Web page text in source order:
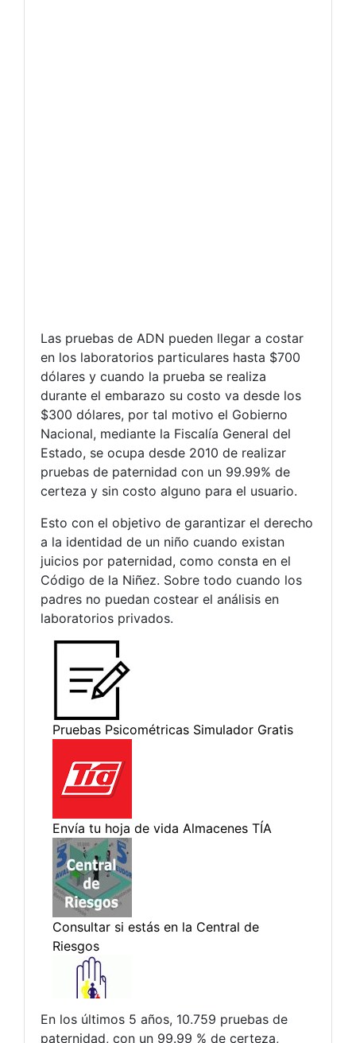
Las pruebas de ADN pueden llegar a costar
en los laboratorios particulares hasta $700
dólares y cuando la prueba se realiza
durante el embarazo su costo va desde los
$300 dólares, por tal motivo el Gobierno
Nacional, mediante la Fiscalía General del
Estado, se ocupa desde 2010 de realizar
pruebas de paternidad con un 99.99% de
certeza y sin costo alguno para el usuario.
Esto con el objetivo de garantizar el derecho
a la identidad de un niño cuando existan
juicios por paternidad, como consta en el
Código de la Niñez. Sobre todo cuando los
padres no puedan costear el análisis en
laboratorios privados.
En los últimos 5 años, 10.759 pruebas de
paternidad, con un 99.99 % de certeza,